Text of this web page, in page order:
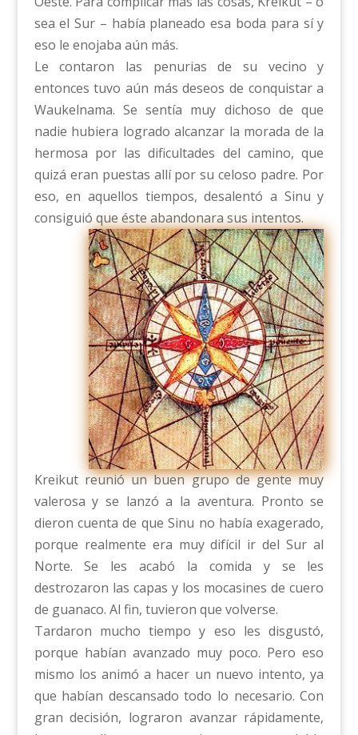
sea el Sur – había planeado esa boda para sí y
eso le enojaba aún más.
Le contaron las penurias de su vecino y
entonces tuvo aún más deseos de conquistar a
Waukelnama. Se sentía muy dichoso de que
nadie hubiera logrado alcanzar la morada de la
hermosa por las dificultades del camino, que
quizá eran puestas allí por su celoso padre. Por
eso, en aquellos tiempos, desalentó a Sinu y
consiguió que éste abandonara sus intentos.
Kreikut reunió un buen grupo de gente muy
valerosa y se lanzó a la aventura. Pronto se
dieron cuenta de que Sinu no había exagerado,
porque realmente era muy difícil ir del Sur al
Norte. Se les acabó la comida y se les
destrozaron las capas y los mocasines de cuero
de guanaco. Al fin, tuvieron que volverse.
Tardaron mucho tiempo y eso les disgustó,
porque habían avanzado muy poco. Pero eso
mismo los animó a hacer un nuevo intento, ya
que habían descansado todo lo necesario. Con
gran decisión, lograron avanzar rápidamente,